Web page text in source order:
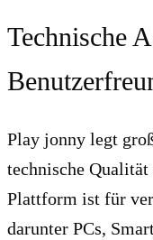
Technische
Play jonny legt
technische
Plattform ist für
darunter PCs,